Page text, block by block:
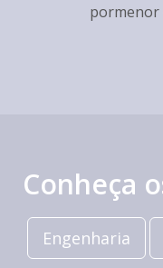
pormenor
Conheça
Engenharia